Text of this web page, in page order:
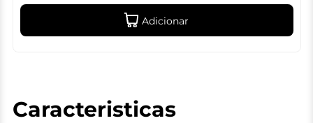
Adicionar
Caracteristicas